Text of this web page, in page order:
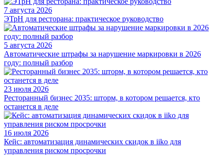
7 августа 2026
ЭТрН для ресторана: практическое руководство
5 августа 2026
Автоматические штрафы за нарушение маркировки в 2026
году: полный разбор
23 июля 2026
Ресторанный бизнес 2035: шторм, в котором решается, кто
останется в деле
16 июля 2026
Кейс: автоматизация динамических скидок в iiko для
управления риском просрочки